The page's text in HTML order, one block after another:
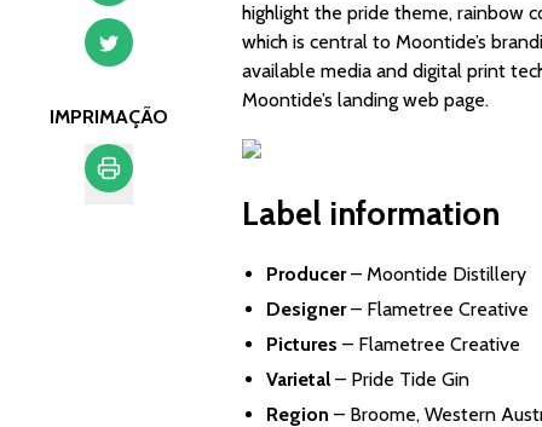
IMPRIMAÇÃO
highlight the pride theme, rainbow
which is central to Moontide’s
available media and digital print
Moontide’s landing web page.
Label information
Producer– Moontide Distillery
Designer– Flametree Creative
Pictures – Flametree Creative
Varietal – Pride Tide Gin
Region – Broome, Western